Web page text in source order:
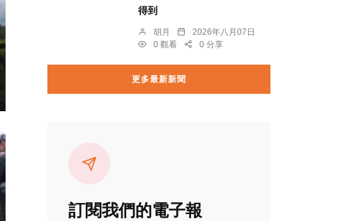
得到
胡月
2026年八月07日
0 觀看
0 分享
更多最新新聞
訂閱我們的電子報